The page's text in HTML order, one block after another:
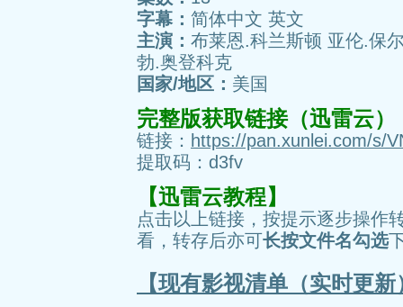
字幕： 简体中文 英文
主演： 布莱恩.科兰斯顿 亚伦.保
勃.奥登科克
国家/地区： 美国
完整版获取链接（迅雷云）
链接： https://pan.xunlei.com/s/
提取码：d3fv
【迅雷云教程】
点击以上链接，按提示逐步操作
看，转存后亦可长按文件名勾选
【现有影视清单（实时更新